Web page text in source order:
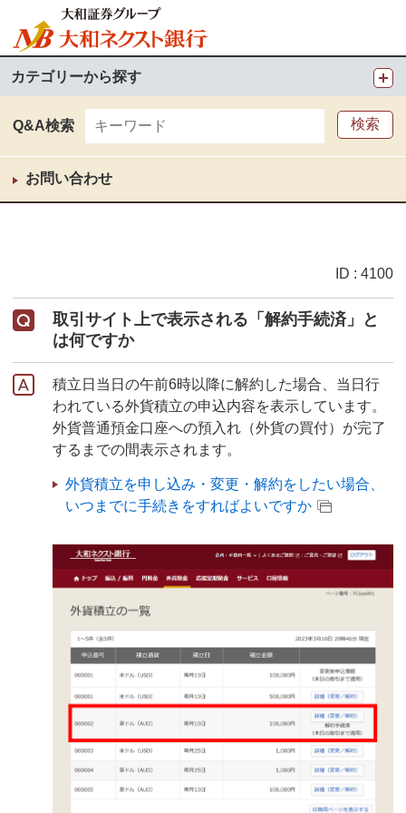
カテゴリーから探す
Q&A検索
お問い合わせ
ID : 4100
取引サイト上で表示される「解約手続済」と
は何ですか
積立日当日の午前6時以降に解約した場合、当日行
われている外貨積立の申込内容を表示しています。
外貨普通預金口座への預入れ（外貨の買付）が完了
するまでの間表示されます。
外貨積立を申し込み・変更・解約をしたい場合、
いつまでに手続きをすればよいですか